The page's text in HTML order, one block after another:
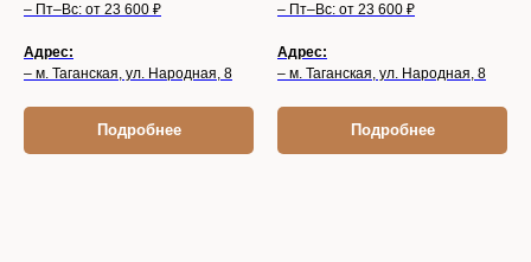
– Пт–Вс: от 23 600 ₽
Адрес:
– м. Таганская, ул. Народная, 8
Подробнее
– Пт–Вс: от 23 600 ₽
Адрес:
– м. Таганская, ул. Народная, 8
Подробнее